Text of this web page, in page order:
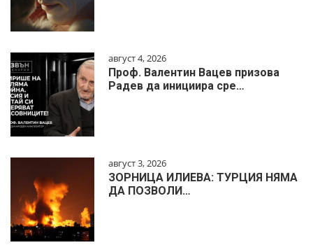
август 4, 2026
Проф. Валентин Вацев призова
Радев да инициира сре…
август 3, 2026
ЗОРНИЦА ИЛИЕВА: ТУРЦИЯ НЯМА
ДА ПОЗВОЛИ…